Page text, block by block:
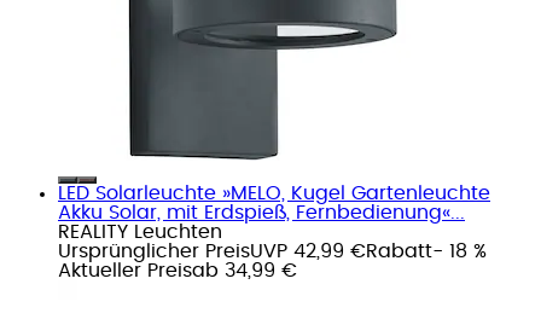
LED Solarleuchte »MELO, Kugel Gartenleuchte
Akku Solar, mit Erdspieß, Fernbedienung«...
REALITY Leuchten
Ursprünglicher PreisUVP 42,99 €Rabatt- 18 %
Aktueller Preisab 34,99 €